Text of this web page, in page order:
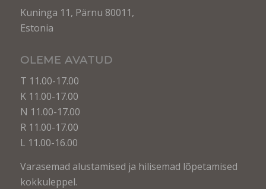
Kuninga 11, Pärnu 80011,
Estonia
OLEME AVATUD
T 11.00-17.00
K 11.00-17.00
N 11.00-17.00
R 11.00-17.00
L 11.00-16.00
Varasemad alustamised ja hilisemad lõpetamised
kokkuleppel.